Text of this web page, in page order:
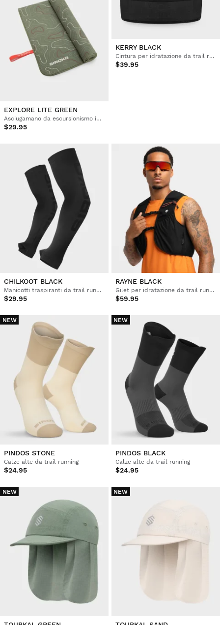
EXPLORE LITE GREEN
Asciugamano da escursionismo in microfibra
$29.95
KERRY BLACK
Cintura per idratazione da trail running
$39.95
CHILKOOT BLACK
Manicotti traspiranti da trail running
$29.95
RAYNE BLACK
Gilet per idratazione da trail running
$59.95
NEW
PINDOS STONE
Calze alte da trail running
$24.95
NEW
PINDOS BLACK
Calze alte da trail running
$24.95
NEW NEW